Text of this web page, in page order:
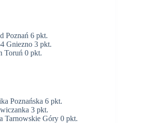
Poznań 6 pkt.
Gniezno 3 pkt.
Toruń 0 pkt.
Poznańska 6 pkt.
3 pkt.
Tarnowskie Góry 0 pkt.